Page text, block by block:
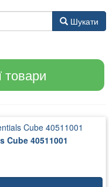
Шукати
товари
40511001